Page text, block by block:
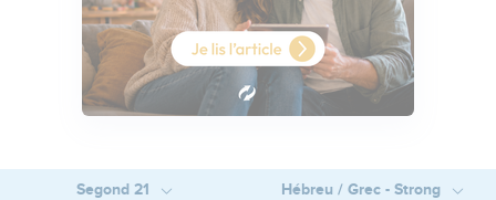
Segond 21 Hébreu / Grec - Strong